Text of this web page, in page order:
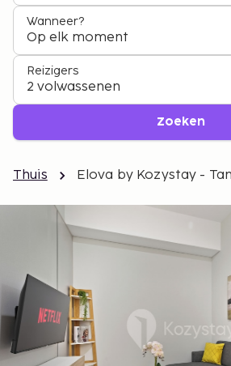
Wanneer?
Op elk moment
Reizigers
2 volwassenen
Zoeken
Thuis Elova by Kozystay -